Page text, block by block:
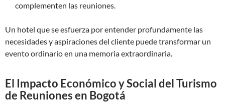
complementen las reuniones.
Un hotel que se esfuerza por entender profundamente las
necesidades y aspiraciones del cliente puede transformar un
evento ordinario en una memoria extraordinaria.
El Impacto Económico y Social del Turismo
de Reuniones en Bogotá